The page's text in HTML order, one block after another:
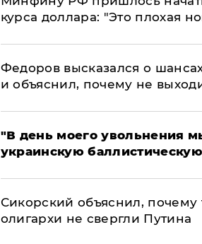
курса доллара: "Это плохая
Федоров высказался о
и объяснил, почему не
​"В день моего увольнения
украинскую
Сикорский объяснил,
олигархи не свергли Путина